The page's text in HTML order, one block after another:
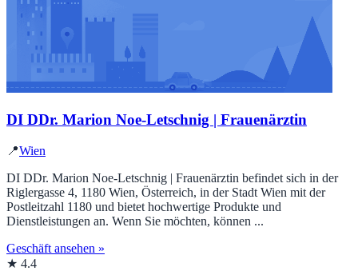
DI DDr. Marion Noe-Letschnig | Frauenärztin
📍Wien
DI DDr. Marion Noe-Letschnig | Frauenärztin befindet sich in der
Riglergasse 4, 1180 Wien, Österreich, in der Stadt Wien mit der
Postleitzahl 1180 und bietet hochwertige Produkte und
Dienstleistungen an. Wenn Sie möchten, können ...
Geschäft ansehen »
★ 4.4